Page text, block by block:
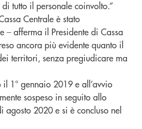
tutto il personale coinvolto.”
Centrale è stato
– afferma il Presidente di Cassa
ancora più evidente quanto il
territori, senza pregiudicare ma
il 1° gennaio 2019 e all’avvio
sospeso in seguito allo
2020 e si è concluso nel